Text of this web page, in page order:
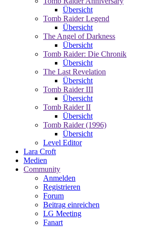
Übersicht
Tomb Raider Legend
Übersicht
The Angel of Darkness
Übersicht
Tomb Raider: Die Chronik
Übersicht
The Last Revelation
Übersicht
Tomb Raider III
Übersicht
Tomb Raider II
Übersicht
Tomb Raider (1996)
Übersicht
Level Editor
Lara Croft
Medien
Community
Anmelden
Registrieren
Forum
Beitrag einreichen
LG Meeting
Fanart